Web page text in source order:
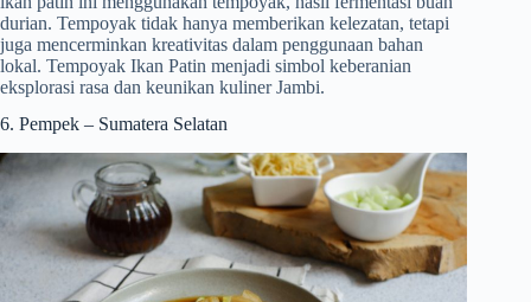
durian. Tempoyak tidak hanya memberikan kelezatan, tetapi
juga mencerminkan kreativitas dalam penggunaan bahan
lokal. Tempoyak Ikan Patin menjadi simbol keberanian
eksplorasi rasa dan keunikan kuliner Jambi.
6. Pempek – Sumatera Selatan